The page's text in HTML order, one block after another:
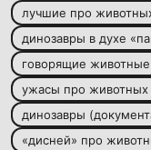
лучшие про
динозавры в духе
говорящие животные
ужасы про животных
динозавры
«дисней» про